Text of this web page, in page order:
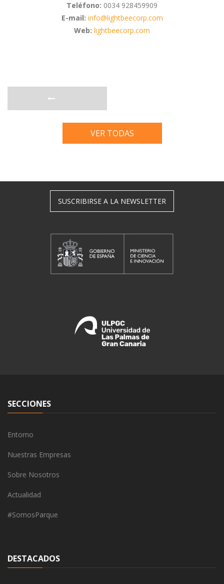
Teléfono: 0034 928459909
E-mail: info@lightbeecorp.com
Web: lightbeecorp.com
VER TODAS
SUSCRIBIRSE A LA NEWSLETTER
SECCIONES
Entorno
Nuestras Empresas
Sobre Nosotros
Actualidad
#SomosParque
DESTACADOS